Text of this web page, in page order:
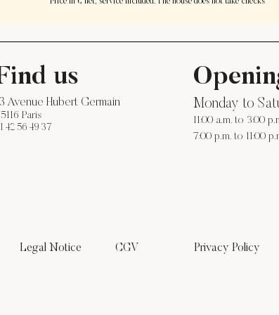
us
Avenue Hubert Germain
Paris
42 56 49 37
Monday to
11:00 a.m. to 3:00
7:00 p.m. to 11:00
Legal Notice CGV Privacy Policy